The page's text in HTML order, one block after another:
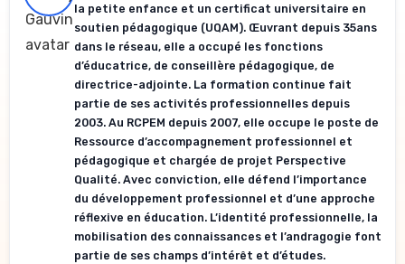
la petite enfance et un certificat universitaire en
soutien pédagogique (UQAM). Œuvrant depuis 35ans
dans le réseau, elle a occupé les fonctions
d’éducatrice, de conseillère pédagogique, de
directrice-adjointe. La formation continue fait
partie de ses activités professionnelles depuis
2003. Au RCPEM depuis 2007, elle occupe le poste de
Ressource d’accompagnement professionnel et
pédagogique et chargée de projet Perspective
Qualité. Avec conviction, elle défend l’importance
du développement professionnel et d’une approche
réflexive en éducation. L’identité professionnelle, la
mobilisation des connaissances et l’andragogie font
partie de ses champs d’intérêt et d’études.